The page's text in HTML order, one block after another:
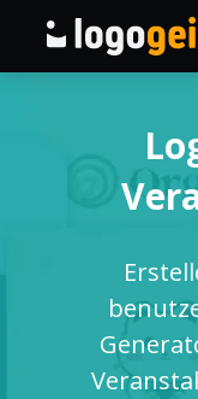
KI Logo
Druckprodukte